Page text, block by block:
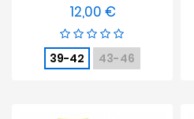
12,00 €Preis
39-42 43-46